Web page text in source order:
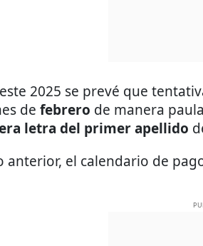
2025 se prevé que
de febrero de manera
letra del primer apellido
anterior, el calendario de